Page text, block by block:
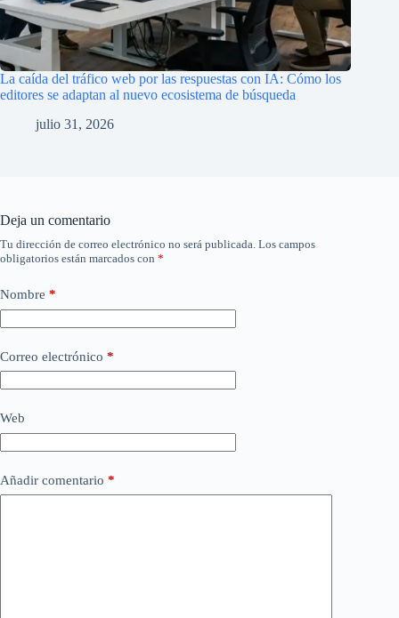
La caída del tráfico web por las respuestas con IA: Cómo los
editores se adaptan al nuevo ecosistema de búsqueda
julio 31, 2026
Deja un comentario
Tu dirección de correo electrónico no será publicada. Los campos
obligatorios están marcados con *
Nombre *
Correo electrónico *
Web
Añadir comentario *